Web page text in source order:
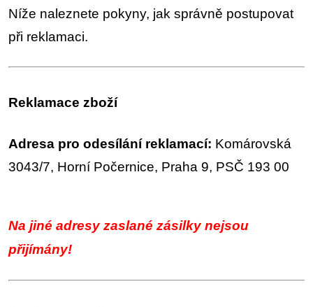
Níže naleznete pokyny, jak správně postupovat
při reklamaci.
Reklamace zboží
Adresa pro odesílání reklamací: Komárovská
3043/7, Horní Počernice, Praha 9, PSČ 193 00
Na jiné adresy zaslané zásilky nejsou
přijímány!